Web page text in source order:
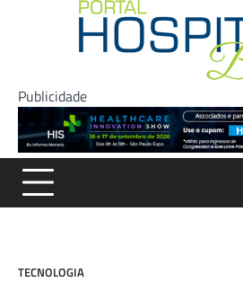
Publicidade
TECNOLOGIA